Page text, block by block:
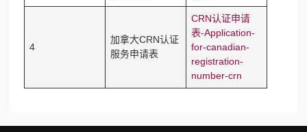
4
加拿大CRN认证
服务申请表
CRN认证申请
表-Application-
for-canadian-
registration-
number-crn